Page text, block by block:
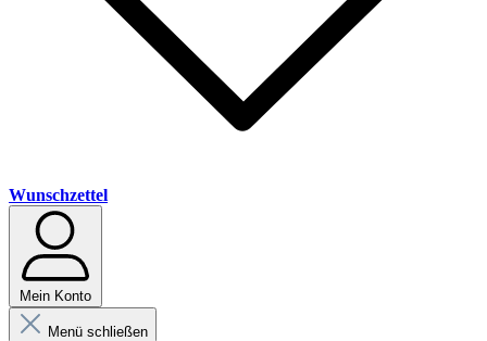
Wunschzettel
Mein Konto
Menü schließen